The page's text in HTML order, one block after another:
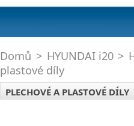
Domů > HYUNDAI i20 >
plastové díly
PLECHOVÉ A PLASTOVÉ DÍLY